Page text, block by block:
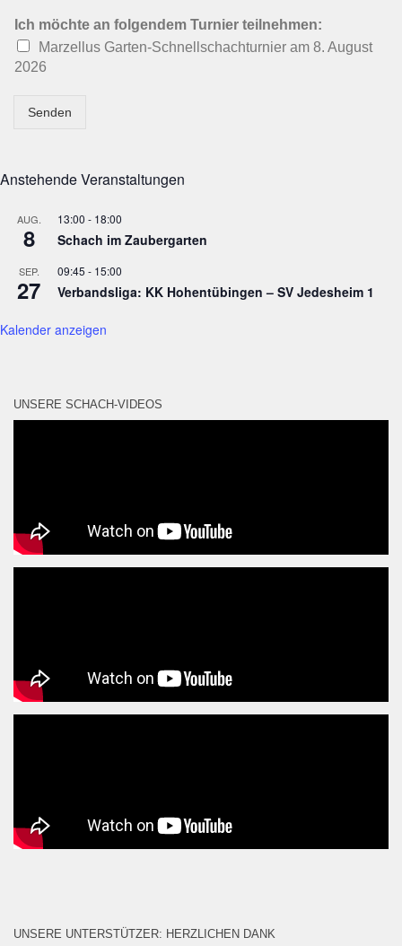
Ich möchte an folgendem Turnier teilnehmen:
Marzellus Garten-Schnellschachturnier am 8. August
2026
Senden
Anstehende Veranstaltungen
AUG.
8
13:00 - 18:00
Schach im Zaubergarten
SEP.
27
09:45 - 15:00
Verbandsliga: KK Hohentübingen – SV Jedesheim 1
Kalender anzeigen
UNSERE SCHACH-VIDEOS
UNSERE UNTERSTÜTZER: HERZLICHEN DANK